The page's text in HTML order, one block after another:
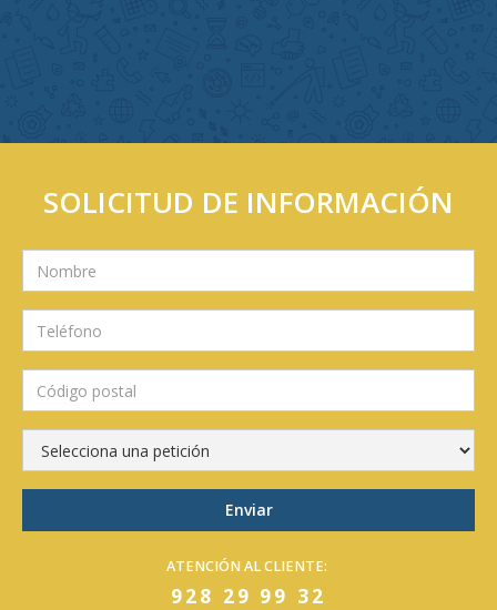
SOLICITUD DE INFORMACIÓN
ATENCIÓN AL CLIENTE:
928 29 99 32